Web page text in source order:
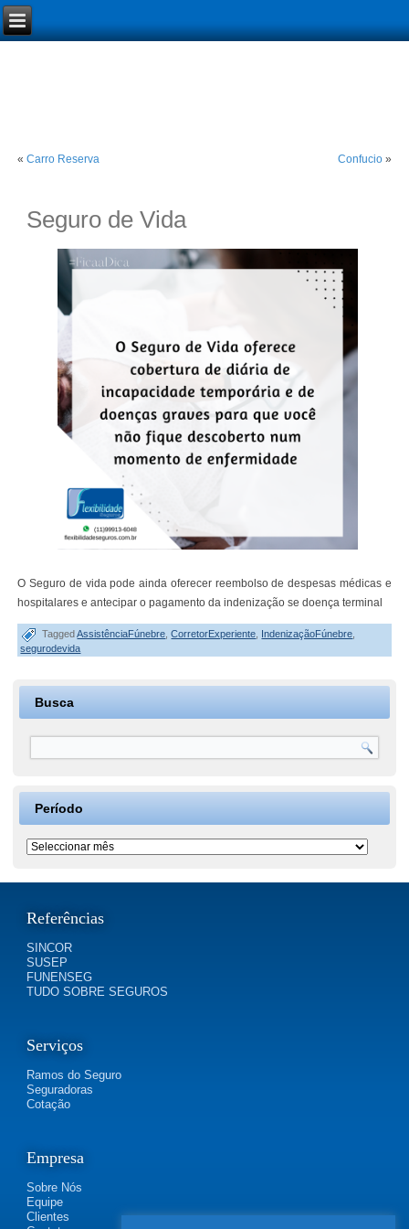
«Carro Reserva Confucio»
Seguro de Vida
O Seguro de vida pode ainda oferecer reembolso de despesas médicas e
hospitalares e antecipar o pagamento da indenização se doença terminal
Tagged AssistênciaFúnebre ,CorretorExperiente IndenizaçãoFúnebre
segurodevida
Busca
Período
Período
Referências
SINCOR
SUSEP
FUNENSEG
TUDO SOBRE SEGUROS
Serviços
Ramos do Seguro
Seguradoras
Cotação
Empresa
Sobre Nós
Equipe
Clientes